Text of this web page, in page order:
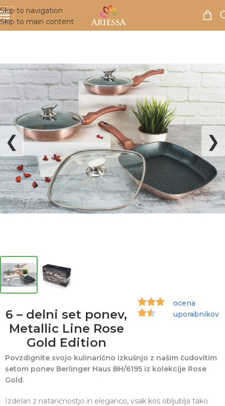
Skip to navigation
Skip to main content
Domov/Kuhinjska posoda/Ponve
❮ ❯
6 – delni set ponev,
Metallic Line Rose
Gold Edition
ocena
uporabnikov
Povzdignite svojo kulinarično izkušnjo z našim čudovitim
setom ponev Berlinger Haus BH/6195 iz kolekcije Rose
Gold.
Izdelan z natančnostjo in eleganco, vsak kos obljublja tako